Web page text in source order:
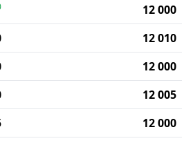
12 000
12 010
12 000
12 005
12 000